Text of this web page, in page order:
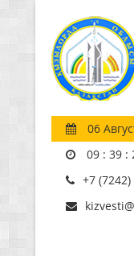
06
09 : 39 :
+7